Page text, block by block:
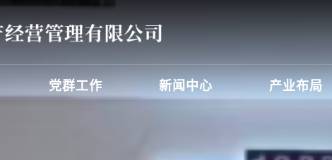
党群工作 新闻中心 产业布局